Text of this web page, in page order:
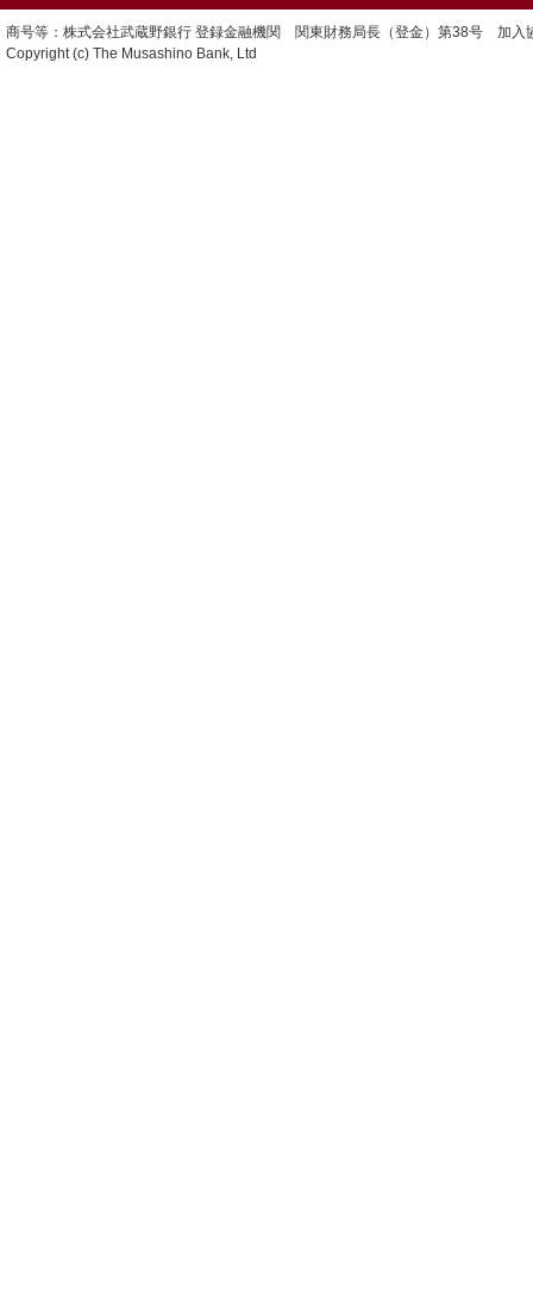
商号等：株式会社武蔵野銀行 登録金融機関 関東財務局長（登金）第38号 加入
Copyright (c) The Musashino Bank, Ltd